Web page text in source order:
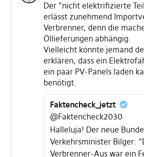
Der "nicht elektrifizierte
erlässt zunehmend
Verbrenner, denn die
Öllieferungen abhängig.
Vielleicht könnte jemand
erklären, dass ein
ein paar PV-Panels laden
benötigt.
Faktencheck_jetzt
@Faktencheck2030
Halleluja! Der neue
Verkehrsminister Bilger:
Verbrenner-Aus war ein